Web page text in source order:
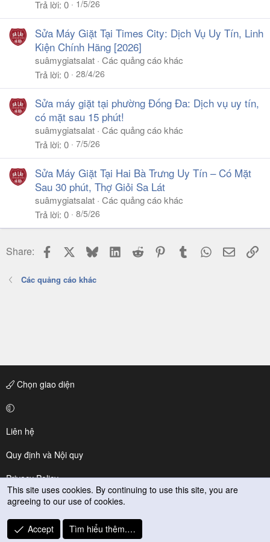
Trả lời 0 1/5/26
Sửa Máy Giặt Tại Times City: Dịch Vụ Uy Tín, Linh
Kiện Chính Hãng [2026]
suâmygiatsalat Các quảng cáo khác
Trả lời 0 28/4/26
Sửa máy giặt tại phường Đống Đa: Dịch vụ uy tín,
có mặt sau 15 phút!
suâmygiatsalat Các quảng cáo khác
Trả lời 0 7/5/26
Sửa Máy Giặt Tại Hai Bà Trưng Uy Tín – Có Mặt
Sau 30 phút, Thợ Giỏi Sa Lát
suâmygiatsalat Các quảng cáo khác
Trả lời 0 8/5/26
Share: Facebook BlueskyLinkedIn
Reddit PinterestTumblr WhatsApp
Email
Các quảng cáo khác
Chọn giao diện
Liên hệ
Quy định và Nội quy
Privacy Policy
Trợ giúp
R
S
This site uses cookies. By continuing to use this site, you are
agreeing to our use of cookies.
Accept Tìm hiểu thêm.…